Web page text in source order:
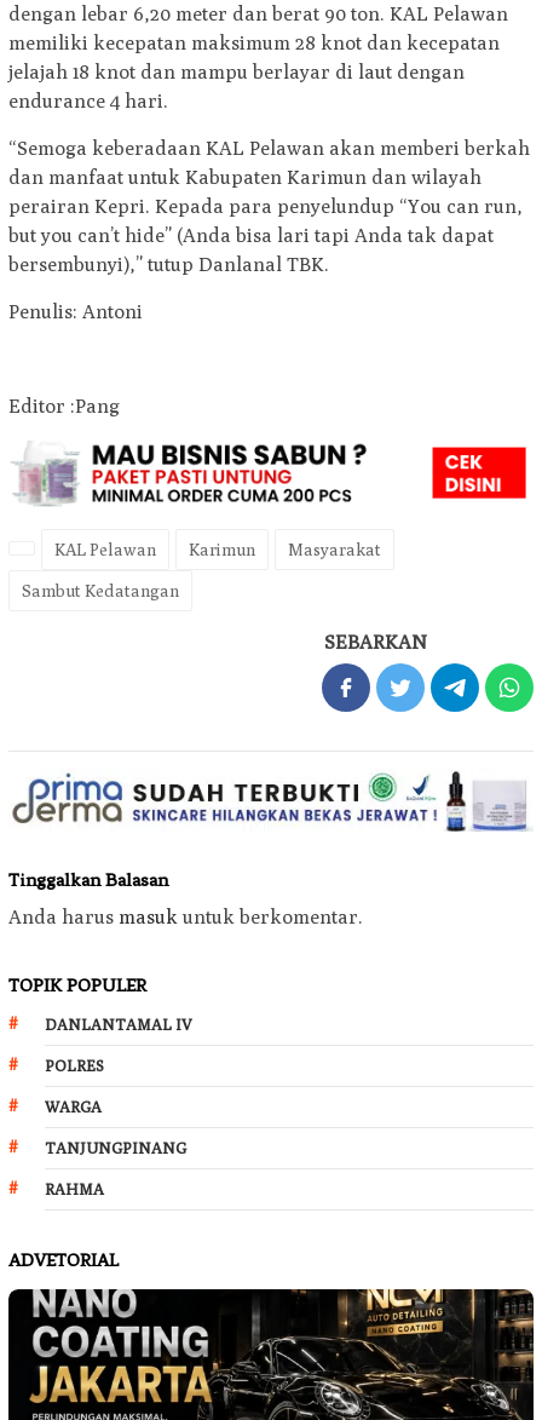
dengan lebar 6,20 meter dan berat 90 ton. KAL Pelawan
memiliki kecepatan maksimum 28 knot dan kecepatan
jelajah 18 knot dan mampu berlayar di laut dengan
endurance 4 hari.
“Semoga keberadaan KAL Pelawan akan memberi berkah
dan manfaat untuk Kabupaten Karimun dan wilayah
perairan Kepri. Kepada para penyelundup “You can run,
but you can’t hide” (Anda bisa lari tapi Anda tak dapat
bersembunyi),” tutup Danlanal TBK.
Penulis: Antoni
Editor :Pang
KAL Pelawan Karimun Masyarakat
Sambut Kedatangan
SEBARKAN
Tinggalkan Balasan
Anda harus masuk untuk berkomentar.
TOPIK POPULER
DANLANTAMAL IV
POLRES
WARGA
TANJUNGPINANG
RAHMA
ADVETORIAL